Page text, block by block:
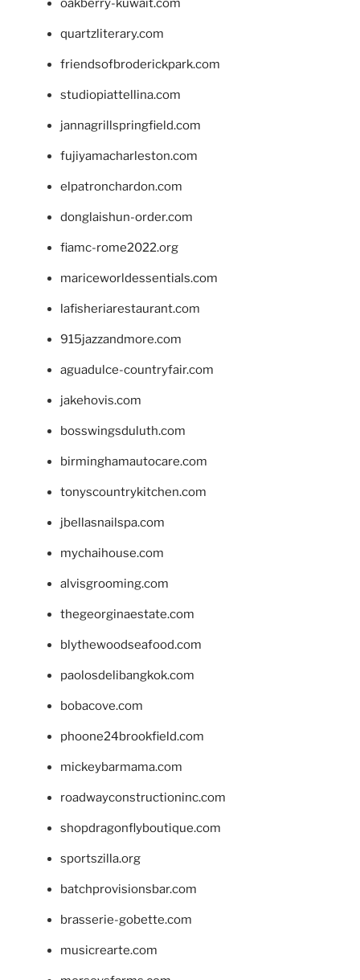
oakberry-kuwait.com
quartzliterary.com
friendsofbroderickpark.com
studiopiattellina.com
jannagrillspringfield.com
fujiyamacharleston.com
elpatronchardon.com
donglaishun-order.com
fiamc-rome2022.org
mariceworldessentials.com
lafisheriarestaurant.com
915jazzandmore.com
aguadulce-countryfair.com
jakehovis.com
bosswingsduluth.com
birminghamautocare.com
tonyscountrykitchen.com
jbellasnailspa.com
mychaihouse.com
alvisgrooming.com
thegeorginaestate.com
blythewoodseafood.com
paolosdelibangkok.com
bobacove.com
phoone24brookfield.com
mickeybarmama.com
roadwayconstructioninc.com
shopdragonflyboutique.com
sportszilla.org
batchprovisionsbar.com
brasserie-gobette.com
musicrearte.com